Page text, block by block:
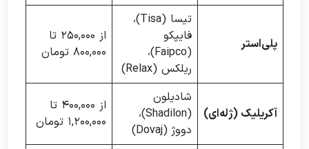
پلی‌استر
تیسا (Tisa)،
فایپکو
(Faipco)،
ریلکس (Relax)
از ۲۵۰,۰۰۰ تا
۸۰۰,۰۰۰ تومان
آکریلیک (ژله‌ای)
شادیلون
(Shadilon)،
دووژ (Dovaj)
از ۴۰۰,۰۰۰ تا
۱,۲۰۰,۰۰۰ تومان